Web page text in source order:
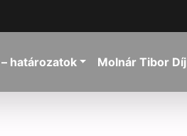
határozatok Molnár Tibor Díj